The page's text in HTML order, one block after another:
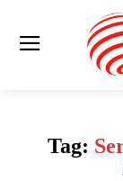
Tag: